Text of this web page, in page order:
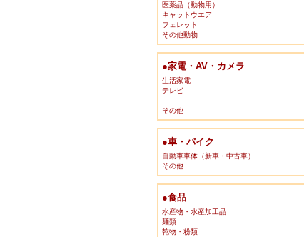
医薬品（動物用）
キャットウエア
フェレット
その他動物
●家電・AV・カメラ
生活家電
テレビ
その他
●車・バイク
自動車車体（新車・中古車）
その他
●食品
水産物・水産加工品
麺類
乾物・粉類